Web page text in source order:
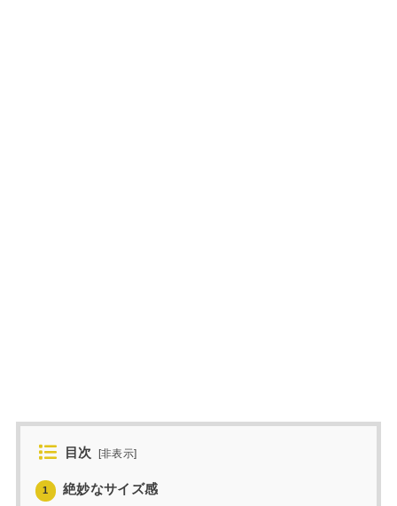
目次 [非表示]
1 絶妙なサイズ感